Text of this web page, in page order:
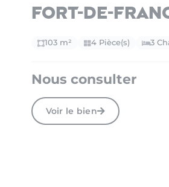
Fort-de-
103 m² 4 Pièce(s) 3
Nous consulter
Voir le bien